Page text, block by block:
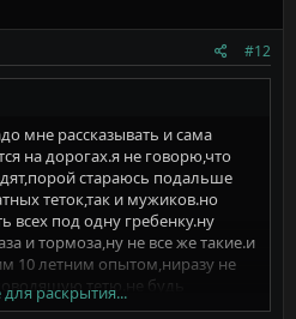
#12
мне рассказывать и сама
на дорогах.я не говорю,что
стараюсь подальше
теток,так и мужиков.но
всех под одну гребенку.ну
и тормоза,ну не все же такие.и
10 летним опытом,ниразу не
тетю.не будь
раскрытия...